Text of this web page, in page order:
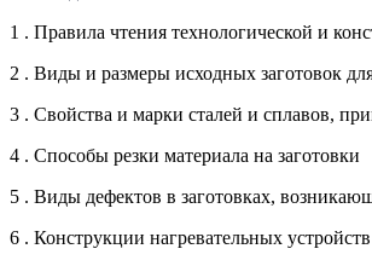
1 . Правила чтения технологической и
2 . Виды и размеры исходных заготовок
3 . Свойства и марки сталей и сплавов,
4 . Способы резки материала на заготовки
5 . Виды дефектов в заготовках,
6 . Конструкции нагревательных